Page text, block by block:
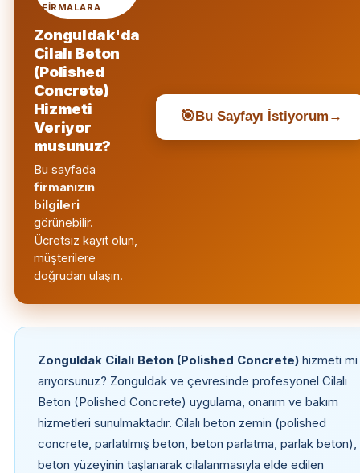
FIRMALARA
Zonguldak'da
Cilalı Beton
(Polished
Concrete)
Hizmeti
Veriyor
musunuz?
Bu sayfada
firmanızın
bilgileri
görünebilir.
Ücretsiz kayıt olun,
müşterilere
doğrudan ulaşın.
🎯 Bu Sayfayı İstiyorum →
Zonguldak Cilalı Beton (Polished Concrete)hizmeti mi
arıyorsunuz? Zonguldak ve çevresinde profesyonel Cilalı
Beton (Polished Concrete) uygulama, onarım ve bakım
hizmetleri sunulmaktadır. Cilalı beton zemin (polished
concrete, parlatılmış beton, beton parlatma, parlak beton),
beton yüzeyinin taşlanarak cilalanmasıyla elde edilen